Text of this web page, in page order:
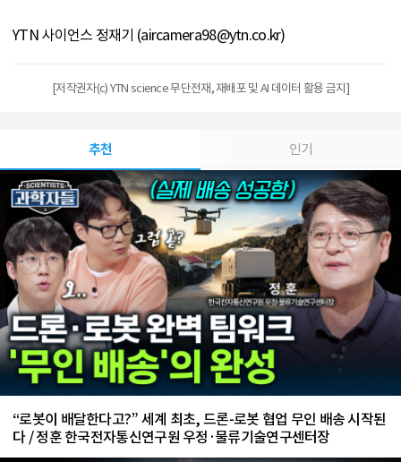
YTN 사이언스 정재기 (aircamera98@ytn.co.kr)
[저작권자(c) YTN science 무단전재, 재배포 및 AI 데이터 활용 금지]
추천 인기
“로봇이 배달한다고?” 세계 최초, 드론-로봇 협업 무인 배송 시작된
다 / 정훈 한국전자통신연구원 우정·물류기술연구센터장